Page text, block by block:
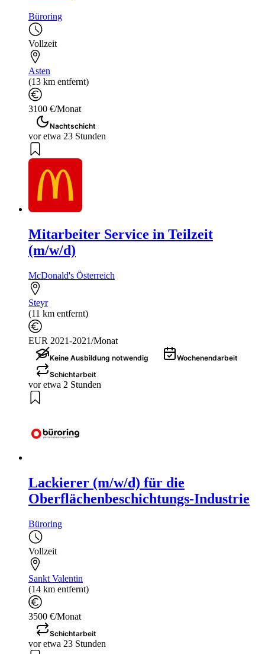
Büroring
Vollzeit
Asten
(13 km entfernt)
3100 €/Monat
Nachtschicht
vor etwa 23 Stunden
Mitarbeiter Service in Teilzeit
(m/w/d)
McDonald's Österreich
Steyr
(11 km entfernt)
EUR 2021-2021/Monat
Keine Ausbildung notwendig
Wochenendarbeit
Schichtarbeit
vor etwa 2 Stunden
Lackierer (m/w/d) für die
Oberflächenbeschichtungs-Industrie
Büroring
Vollzeit
Sankt Valentin
(14 km entfernt)
3500 €/Monat
Schichtarbeit
vor etwa 23 Stunden